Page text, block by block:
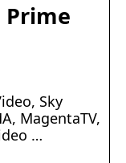
Sky
MagentaTV,
…